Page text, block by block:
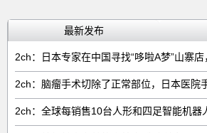
最新发布
2ch：日本专家在中国寻找“哆啦A梦”山寨
2ch：全球每销售‌10台人形和四足智能机器